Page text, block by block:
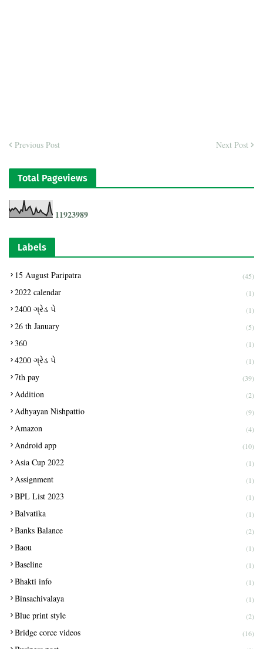
Previous Post Next Post
Total Pageviews
11923989
Labels
15 August Paripatra (45)
2022 calendar (1)
2400 ગ્રેડ પે (1)
26 th January (5)
360 (1)
4200 ગ્રેડ પે (1)
7th pay (39)
Addition (2)
Adhyayan Nishpattio (9)
Amazon (4)
Android app (10)
Asia Cup 2022 (1)
Assignment (1)
BPL List 2023 (1)
Balvatika (1)
Banks Balance (2)
Baou (1)
Baseline (1)
Bhakti info (1)
Binsachivalaya (1)
Blue print style (2)
Bridge corce videos (16)